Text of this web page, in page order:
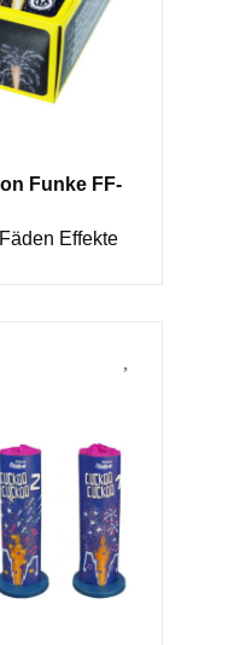
Funke FF-
Effekte